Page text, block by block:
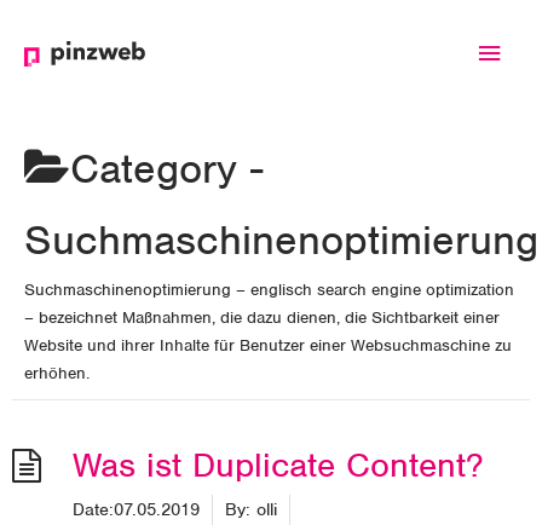
Category -
Suchmaschinenoptimierung
Suchmaschinenoptimierung – englisch search engine optimization
– bezeichnet Maßnahmen, die dazu dienen, die Sichtbarkeit einer
Website und ihrer Inhalte für Benutzer einer Websuchmaschine zu
erhöhen.
Was ist Duplicate Content?
Date:07.05.2019 By: olli